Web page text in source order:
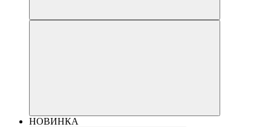
НОВИНКА